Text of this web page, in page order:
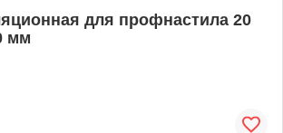
для профнастила 20
мм